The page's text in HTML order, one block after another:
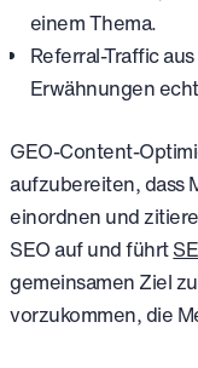
einem Thema.
Referral-Traffic
Erwähnungen
GEO-Content-
aufzubereiten, dass
einordnen und
SEO auf und führt
gemeinsamen Ziel
vorzukommen, die